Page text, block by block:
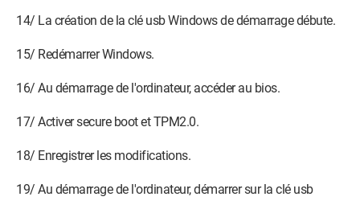
14/ La création de la clé usb Windows de démarrage débute.
15/ Redémarrer Windows.
16/ Au démarrage de l'ordinateur, accéder au bios.
17/ Activer secure boot et TPM2.0.
18/ Enregistrer les modifications.
19/ Au démarrage de l'ordinateur, démarrer sur la clé usb